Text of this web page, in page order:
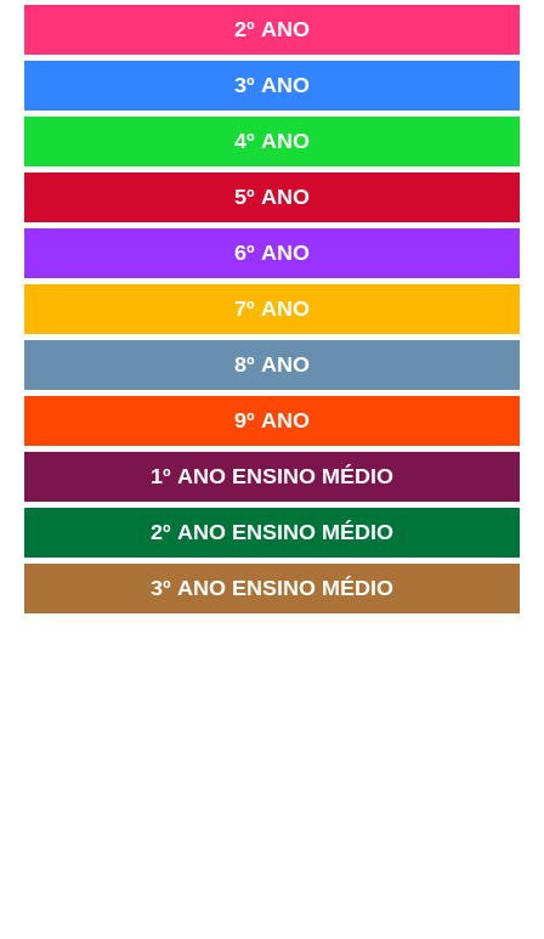
2º ANO
3º ANO
4º ANO
5º ANO
6º ANO
7º ANO
8º ANO
9º ANO
1º ANO ENSINO MÉDIO
2º ANO ENSINO MÉDIO
3º ANO ENSINO MÉDIO